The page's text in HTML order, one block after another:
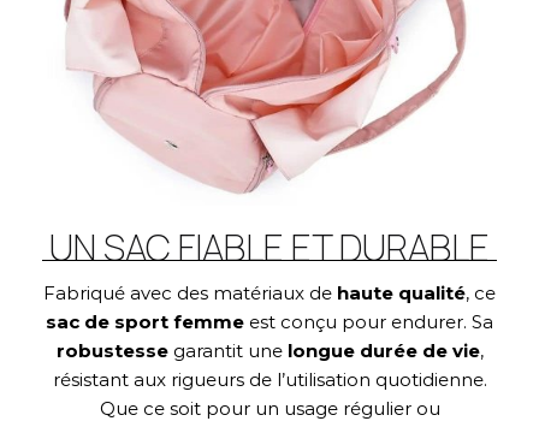
UN SAC FIABLE ET DURABLE
Fabriqué avec des matériaux de haute qualité, ce
sac de sport femme est conçu pour endurer. Sa
robustessegarantit une longue durée de vie,
résistant aux rigueurs de l’utilisation quotidienne.
Que ce soit pour un usage régulier ou